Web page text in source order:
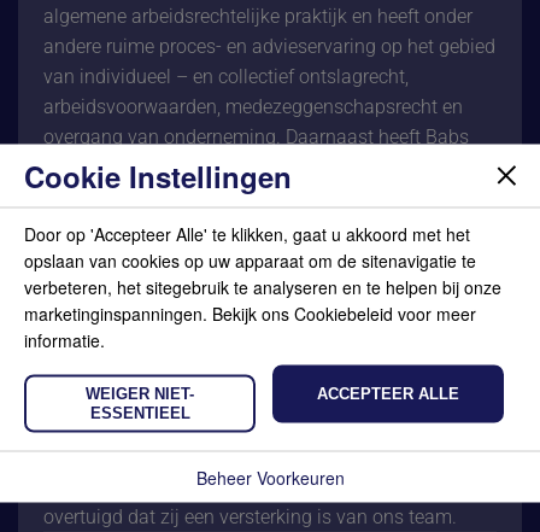
algemene arbeidsrechtelijke praktijk en heeft onder
andere ruime proces- en advieservaring op het gebied
van individueel – en collectief ontslagrecht,
arbeidsvoorwaarden, medezeggenschapsrecht en
overgang van onderneming. Daarnaast heeft Babs
zich in 2017 verdiept in privacy op de werkvloer. Over
dit onderwerp geeft zij regelmatig cursussen. Babs
heeft zich naast het arbeidsrecht tevens
gespecialiseerd op het gebied van sport en recht.
Babs is onder meer lid van de tuchtcommissie van de
Judo Bond, van de IJF (mondiale judobond) en van
de Centrale Commissie van Beroep voor Toetsing van
de Academie voor Sportkader. Sinds juni 2017 is zij
tevens lid van het bestuur van Stichting Sportsupport
Kennemerland.
Wij zijn trots met de komst van Babs en we zijn ervan
overtuigd dat zij een versterking is van ons team.
Cookie Instellingen
Door op 'Accepteer Alle' te klikken, gaat u akkoord met het
opslaan van cookies op uw apparaat om de sitenavigatie te
verbeteren, het sitegebruik te analyseren en te helpen bij onze
marketinginspanningen. Bekijk ons Cookiebeleid voor meer
informatie.
WEIGER NIET-
ESSENTIEEL
ACCEPTEER ALLE
Beheer Voorkeuren